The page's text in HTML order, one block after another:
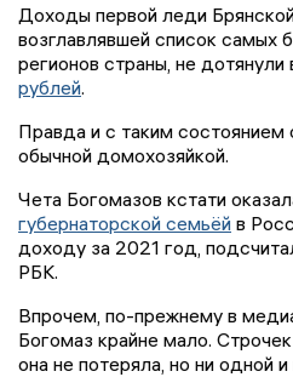
Доходы первой леди
возглавлявшей список самых
регионов страны, не
рублей.
Правда и с таким
обычной домохозяйкой.
Чета Богомазов кстати
губернаторской семьёй в
доходу за 2021 год,
РБК.
Впрочем, по-прежнему в
Богомаз крайне мало.
она не потеряла, но ни одной и